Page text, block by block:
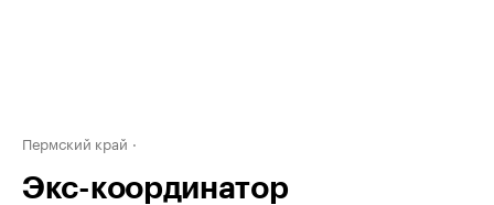
Пермский край
Экс-координатор